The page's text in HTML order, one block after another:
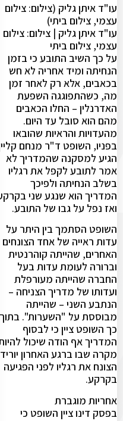
עו"ד איתן גליק (צילום: צילום
עצמי, צילום ביתי)
עו"ד איתן גליק | צילום: צילום
עצמי, צילום ביתי
על כך השיב התובע כי בזמן
הנחיתה ומיד אחריה לא חש
בכאבים, אלא רק לאחר זמן
מה, כשהתפוגגה השפעת
האדרנלין – החלו הכאבים
מהם הוא סובל עד היום.
מהעדויות והראיות שהובאו
בפניו, השופט ד"ר מנחם קליין
הגיע למסקנה שהמדריך לא
אמר לתובע לקפל את רגליו
בשלב הנחיתה ולפיכך
המדריך הוא שנגע שני בקרקע
ואז נפל על גבו של התובע.
השופט הסתמך בין היתר על
עדות ראייה של אחד הצונחים
האחרים, שהייתה קוהרנטית
וברורה לעומת עדות בעל
החברה שהייתה מעורפלת
ועדותו של מדריך הצניחה –
הנתבע השני – שהייתה
מבוססת על "השערות". בתוך
כך השופט ציין כי לבסוף
המדריך אף הודה שיכול להיות
מקרה שבו ברגע האחרון יוריד
הצונח את רגליו לפני הפגיעה
בקרקע.
אחריות מוגברת
בפסק דינו ציין השופט כי